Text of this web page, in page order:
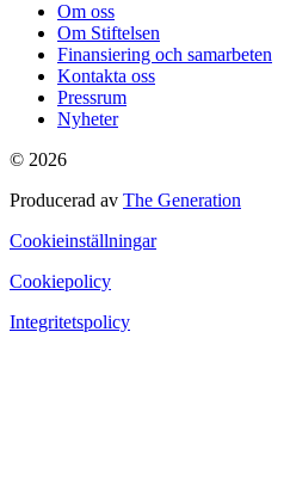
Om oss
Om Stiftelsen
Finansiering och samarbeten
Kontakta oss
Pressrum
Nyheter
© 2026
Producerad av The Generation
Cookieinställningar
Cookiepolicy
Integritetspolicy